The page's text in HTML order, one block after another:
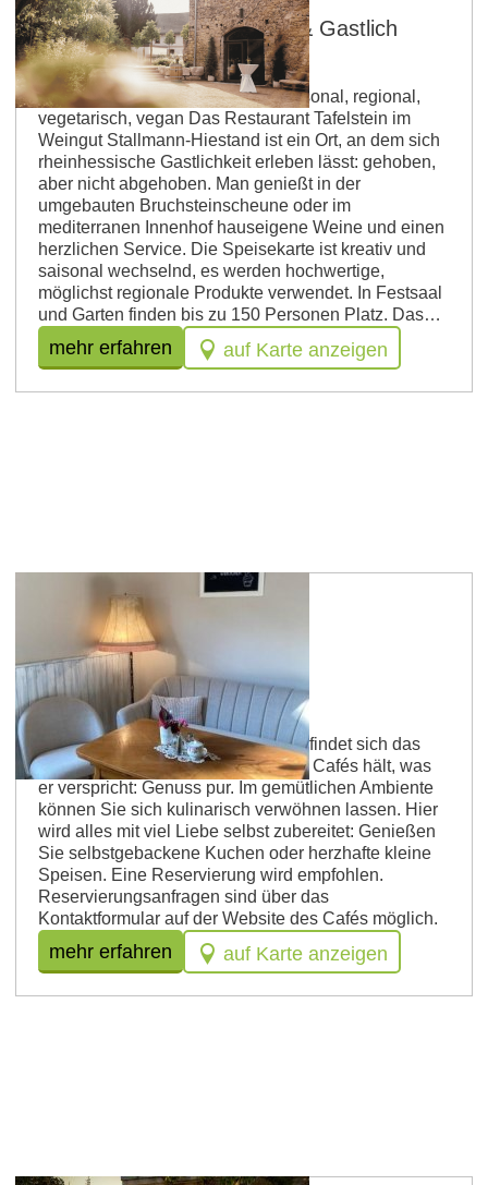
Restaurant Tafelstein, Gut & Gastlich
Stallmann-Hiestand
Betriebsart: Restaurant Küche: saisonal, regional,
vegetarisch, vegan Das Restaurant Tafelstein im
Weingut Stallmann-Hiestand ist ein Ort, an dem sich
rheinhessische Gastlichkeit erleben lässt: gehoben,
aber nicht abgehoben. Man genießt in der
umgebauten Bruchsteinscheune oder im
mediterranen Innenhof hauseigene Weine und einen
herzlichen Service. Die Speisekarte ist kreativ und
saisonal wechselnd, es werden hochwertige,
möglichst regionale Produkte verwendet. In Festsaal
und Garten finden bis zu 150 Personen Platz. Das…
mehr erfahren auf Karte anzeigen
Nierstein
Café Genussheldin
Direkt am Niersteiner Marktplatz befindet sich das
Café Genussheldin. Der Name des Cafés hält, was
er verspricht: Genuss pur. Im gemütlichen Ambiente
können Sie sich kulinarisch verwöhnen lassen. Hier
wird alles mit viel Liebe selbst zubereitet: Genießen
Sie selbstgebackene Kuchen oder herzhafte kleine
Speisen. Eine Reservierung wird empfohlen.
Reservierungsanfragen sind über das
Kontaktformular auf der Website des Cafés möglich.
mehr erfahren auf Karte anzeigen